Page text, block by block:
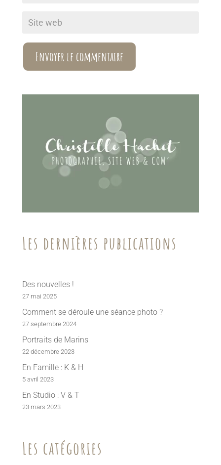
Envoyer le commentaire
Les dernières publications
Des nouvelles !
27 mai 2025
Comment se déroule une séance photo ?
27 septembre 2024
Portraits de Marins
22 décembre 2023
En Famille : K & H
5 avril 2023
En Studio : V & T
23 mars 2023
Les catégories